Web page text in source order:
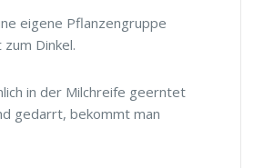
eigene Pflanzengruppe
Dinkel.
in der Milchreife geerntet
gedarrt, bekommt man